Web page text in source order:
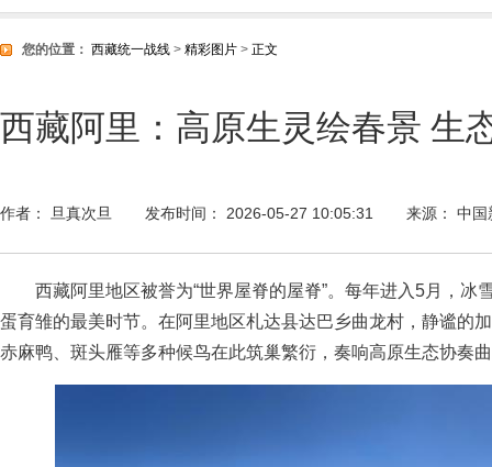
您的位置： 西藏统一战线 > 精彩图片 > 正文
西藏阿里：高原生灵绘春景 生
作者： 旦真次旦 发布时间： 2026-05-27 10:05:31 来源： 中国
西藏阿里地区被誉为“世界屋脊的屋脊”。每年进入5月，冰
蛋育雏的最美时节。在阿里地区札达县达巴乡曲龙村，静谧的
赤麻鸭、斑头雁等多种候鸟在此筑巢繁衍，奏响高原生态协奏